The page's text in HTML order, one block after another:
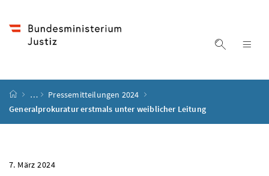
Suche
Startseite
…
Pressemitteilungen 2024
Generalprokuratur erstmals unter weiblicher Leitung
7. März 2024